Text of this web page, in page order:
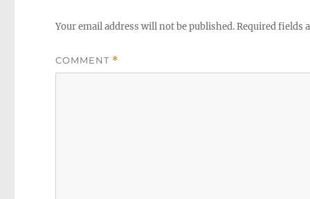
Your email address will not be published.Required fields
COMMENT *